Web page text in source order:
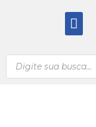
Menu
Pesquisar
produtos